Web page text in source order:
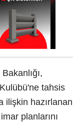
tahsis
ilişkin hazırlanan
planlarını